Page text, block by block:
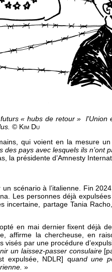
« hubs de retour »
l'Union
© Kim Du
qui voient en la mesure
pays avec lesquels ils n’ont
la présidente d’Amnesty
scénario à l’italienne. Fin
Les personnes déjà expulsées
incertaine, partage Tania
en mai dernier fixent déjà
affirme la chercheuse, en
visés par une procédure
un laissez-passer consulaire
expulsée, NDLR] quand une
»